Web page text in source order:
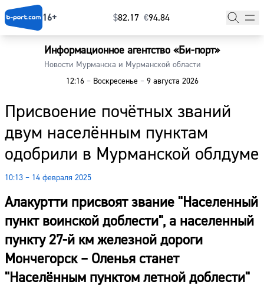
16+ $⁠82.17 €⁠94.84
Информационное агентство «Би-порт»
Новости Мурманска и Мурманской области
12:16 –Воскресенье –9 августа 2026
Присвоение почётных званий
двум населённым пунктам
одобрили в Мурманской облдуме
10:13 – 14 февраля 2025
Алакуртти присвоят звание "Населенный
пункт воинской доблести", а населенный
пункту 27-й км железной дороги
Мончегорск – Оленья станет
"Населённым пунктом летной доблести"
Главная
Наши гости
Фоторепортажи
Погода
Курсы валют